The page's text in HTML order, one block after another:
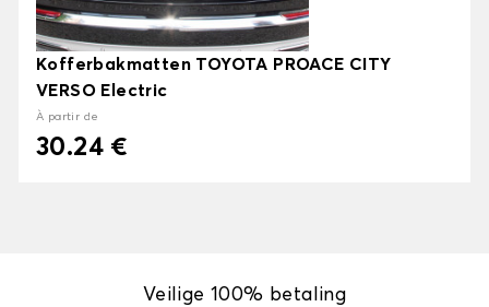
Kofferbakmatten TOYOTA PROACE CITY
VERSO Electric
À partir de
30.24 €
Veilige 100% betaling